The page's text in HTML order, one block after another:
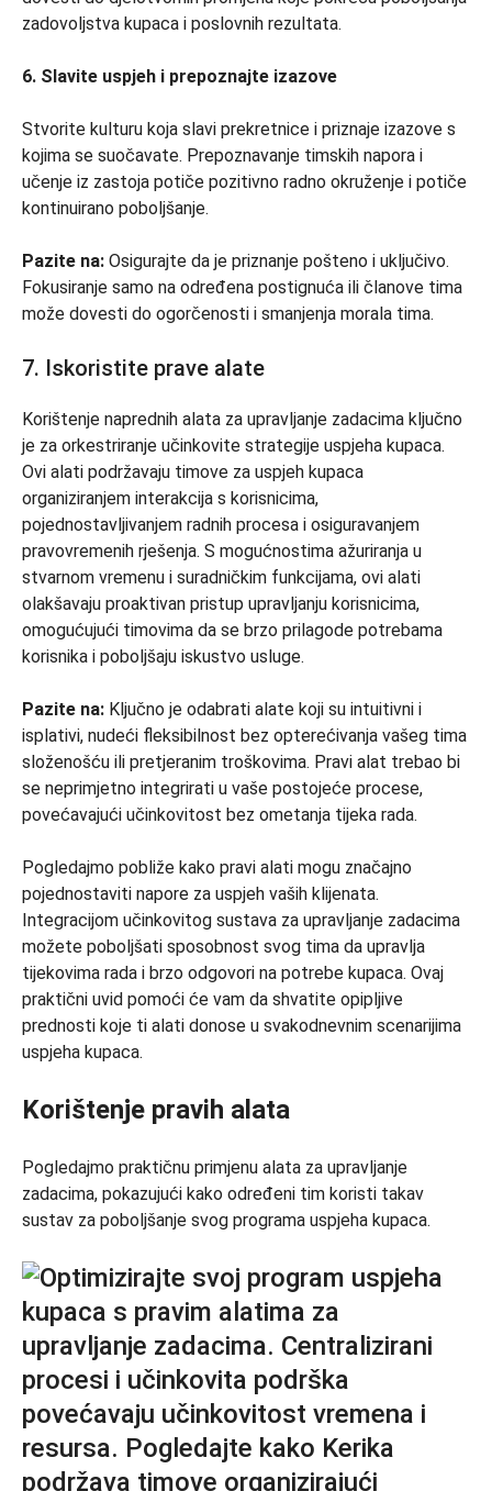
zadovoljstva kupaca i poslovnih rezultata.
6. Slavite uspjeh i prepoznajte izazove
Stvorite kulturu koja slavi prekretnice i priznaje izazove s
kojima se suočavate. Prepoznavanje timskih napora i
učenje iz zastoja potiče pozitivno radno okruženje i potiče
kontinuirano poboljšanje.
Pazite na: Osigurajte da je priznanje pošteno i uključivo.
Fokusiranje samo na određena postignuća ili članove tima
može dovesti do ogorčenosti i smanjenja morala tima.
7. Iskoristite prave alate
Korištenje naprednih alata za upravljanje zadacima ključno
je za orkestriranje učinkovite strategije uspjeha kupaca.
Ovi alati podržavaju timove za uspjeh kupaca
organiziranjem interakcija s korisnicima,
pojednostavljivanjem radnih procesa i osiguravanjem
pravovremenih rješenja. S mogućnostima ažuriranja u
stvarnom vremenu i suradničkim funkcijama, ovi alati
olakšavaju proaktivan pristup upravljanju korisnicima,
omogućujući timovima da se brzo prilagode potrebama
korisnika i poboljšaju iskustvo usluge.
Pazite na: Ključno je odabrati alate koji su intuitivni i
isplativi, nudeći fleksibilnost bez opterećivanja vašeg tima
složenošću ili pretjeranim troškovima. Pravi alat trebao bi
se neprimjetno integrirati u vaše postojeće procese,
povećavajući učinkovitost bez ometanja tijeka rada.
Pogledajmo pobliže kako pravi alati mogu značajno
pojednostaviti napore za uspjeh vaših klijenata.
Integracijom učinkovitog sustava za upravljanje zadacima
možete poboljšati sposobnost svog tima da upravlja
tijekovima rada i brzo odgovori na potrebe kupaca. Ovaj
praktični uvid pomoći će vam da shvatite opipljive
prednosti koje ti alati donose u svakodnevnim scenarijima
uspjeha kupaca.
Korištenje pravih alata
Pogledajmo praktičnu primjenu alata za upravljanje
zadacima, pokazujući kako određeni tim koristi takav
sustav za poboljšanje svog programa uspjeha kupaca.